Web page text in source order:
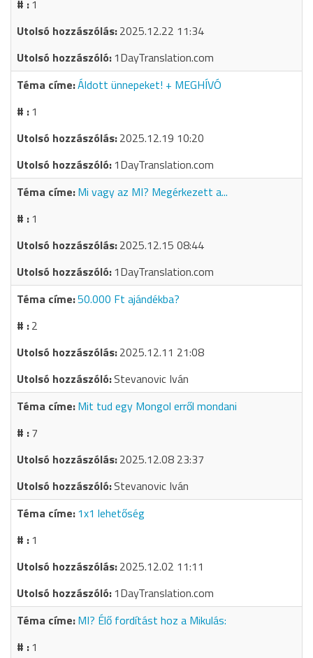
1
2025.12.22 11:34
1DayTranslation.com
Áldott ünnepeket! + MEGHÍVÓ
1
2025.12.19 10:20
1DayTranslation.com
Mi vagy az MI? Megérkezett a...
1
2025.12.15 08:44
1DayTranslation.com
50.000 Ft ajándékba?
2
2025.12.11 21:08
Stevanovic Iván
Mit tud egy Mongol erről mondani
7
2025.12.08 23:37
Stevanovic Iván
1x1 lehetőség
1
2025.12.02 11:11
1DayTranslation.com
MI? Élő fordítást hoz a Mikulás:
1